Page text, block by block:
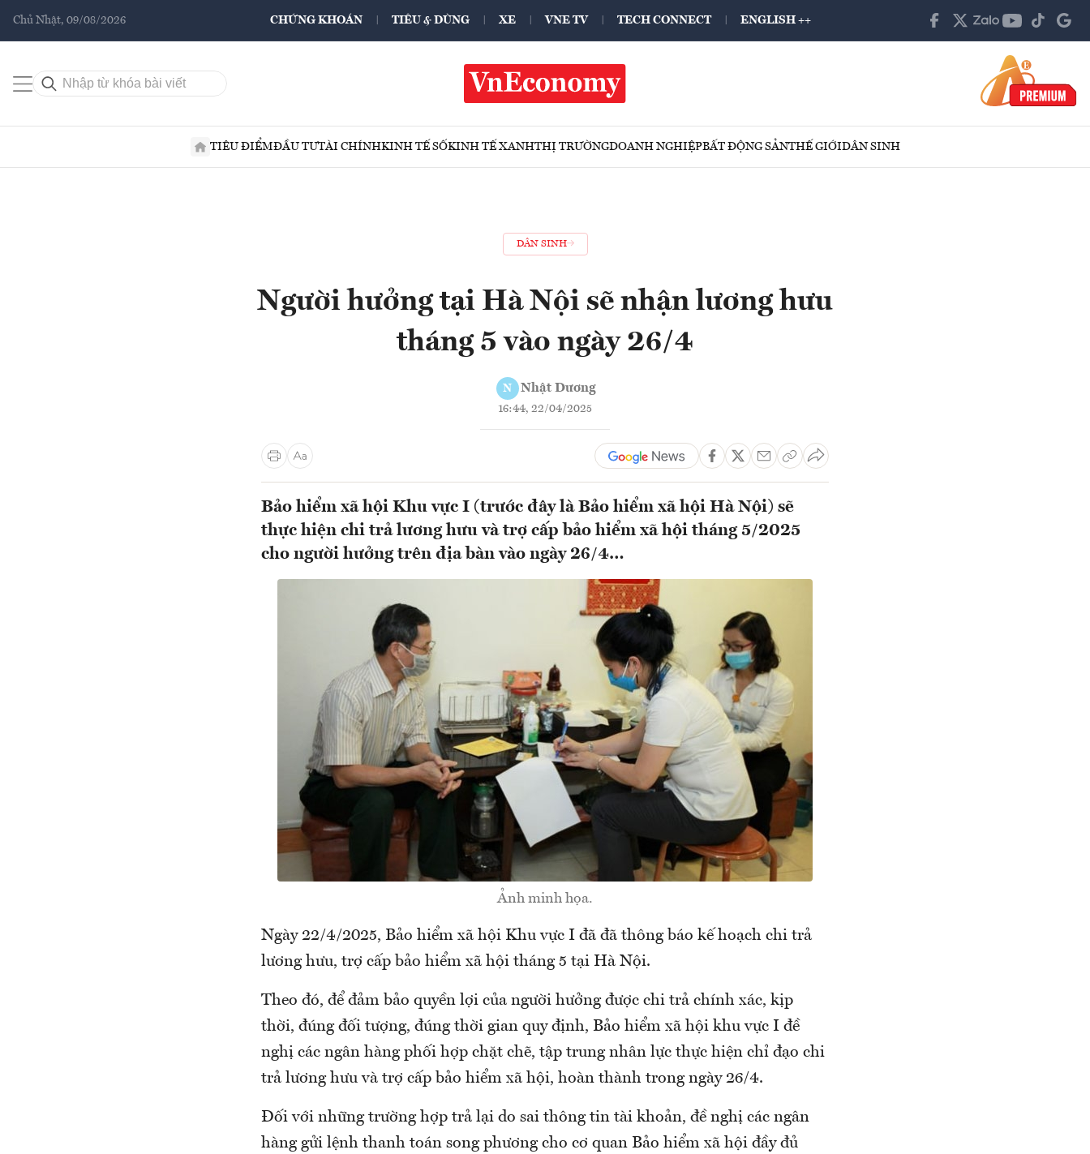
Chủ Nhật, 09/08/2026 CHỨNG KHOÁN TIÊU & DÙNG XE VNE TV TECH CONNECT ENGLISH ++
TIÊU ĐIỂMĐẦU TƯTÀI CHÍNHKINH TẾ SỐKINH TẾ XANHTHỊ TRƯỜNGDOANH NGHIỆPBẤT ĐỘNG SẢNTHẾ GIỚIDÂN SINH
DÂN SINH
Người hưởng tại Hà Nội sẽ nhận lương hưu
tháng 5 vào ngày 26/4
N Nhật Dương
16:44, 22/04/2025
Bảo hiểm xã hội Khu vực I (trước đây là Bảo hiểm xã hội Hà Nội) sẽ
thực hiện chi trả lương hưu và trợ cấp bảo hiểm xã hội tháng 5/2025
cho người hưởng trên địa bàn vào ngày 26/4…
Ảnh minh họa.
Ngày 22/4/2025, Bảo hiểm xã hội Khu vực I đã đã thông báo kế hoạch chi trả
lương hưu, trợ cấp bảo hiểm xã hội tháng 5 tại Hà Nội.
Theo đó, để đảm bảo quyền lợi của người hưởng được chi trả chính xác, kịp
thời, đúng đối tượng, đúng thời gian quy định, Bảo hiểm xã hội khu vực I đề
nghị các ngân hàng phối hợp chặt chẽ, tập trung nhân lực thực hiện chỉ đạo chi
trả lương hưu và trợ cấp bảo hiểm xã hội, hoàn thành trong ngày 26/4.
Đối với những trường hợp trả lại do sai thông tin tài khoản, đề nghị các ngân
hàng gửi lệnh thanh toán song phương cho cơ quan Bảo hiểm xã hội đầy đủ